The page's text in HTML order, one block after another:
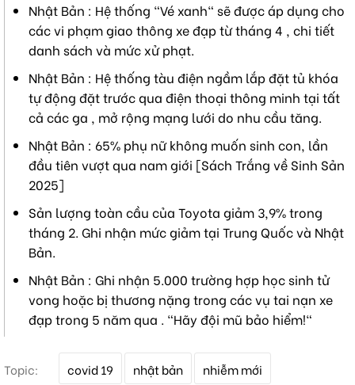
Nhật Bản : Hệ thống "Vé xanh" sẽ được áp dụng cho
các vi phạm giao thông xe đạp từ tháng 4 , chi tiết
danh sách và mức xử phạt.
Nhật Bản : Hệ thống tàu điện ngầm lắp đặt tủ khóa
tự động đặt trước qua điện thoại thông minh tại tất
cả các ga , mở rộng mạng lưới do nhu cầu tăng.
Nhật Bản : 65% phụ nữ không muốn sinh con, lần
đầu tiên vượt qua nam giới [Sách Trắng về Sinh Sản
2025]
Sản lượng toàn cầu của Toyota giảm 3,9% trong
tháng 2. Ghi nhận mức giảm tại Trung Quốc và Nhật
Bản.
Nhật Bản : Ghi nhận 5.000 trường hợp học sinh tử
vong hoặc bị thương nặng trong các vụ tai nạn xe
đạp trong 5 năm qua . "Hãy đội mũ bảo hiểm!"
Topic: covid 19 nhật bản nhiễm mới